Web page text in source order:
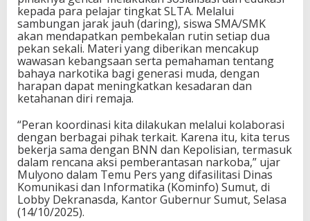
kepada para pelajar tingkat SLTA. Melalui
sambungan jarak jauh (daring), siswa SMA/SMK
akan mendapatkan pembekalan rutin setiap dua
pekan sekali. Materi yang diberikan mencakup
wawasan kebangsaan serta pemahaman tentang
bahaya narkotika bagi generasi muda, dengan
harapan dapat meningkatkan kesadaran dan
ketahanan diri remaja.
“Peran koordinasi kita dilakukan melalui kolaborasi
dengan berbagai pihak terkait. Karena itu, kita terus
bekerja sama dengan BNN dan Kepolisian, termasuk
dalam rencana aksi pemberantasan narkoba,” ujar
Mulyono dalam Temu Pers yang difasilitasi Dinas
Komunikasi dan Informatika (Kominfo) Sumut, di
Lobby Dekranasda, Kantor Gubernur Sumut, Selasa
(14/10/2025).